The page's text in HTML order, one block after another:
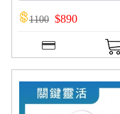
1100 $890